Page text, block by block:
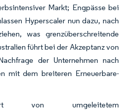
Markt; Engpässe bei
Hyperscaler nun dazu, nach
was grenzüberschreitende
führt bei der Akzeptanz von
der Unternehmen nach
mit dem breiteren Erneuerbare-
von umgeleitetem